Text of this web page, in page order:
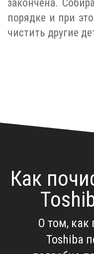
закончена.
порядке и при
чистить другие
Как
О том, как
Toshiba